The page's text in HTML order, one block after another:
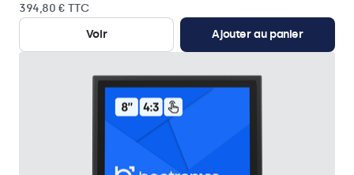
394,80 € TTC
Voir
Ajouter au panier